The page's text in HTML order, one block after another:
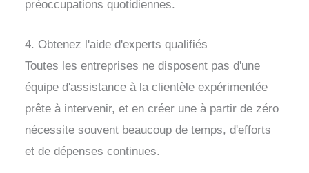
préoccupations quotidiennes.
4. Obtenez l'aide d'experts qualifiés
Toutes les entreprises ne disposent pas d'une
équipe d'assistance à la clientèle expérimentée
prête à intervenir, et en créer une à partir de zéro
nécessite souvent beaucoup de temps, d'efforts
et de dépenses continues.